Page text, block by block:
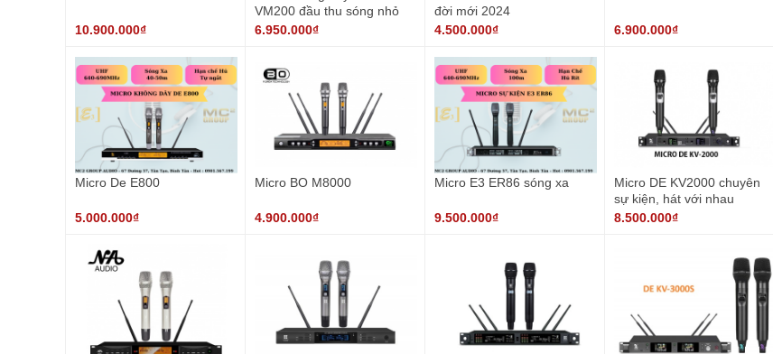
10.900.000₫
VM200 đầu thu sóng nhỏ
gọn
6.950.000₫
đời mới 2024
4.500.000₫
6.900.000₫
Micro De E800
5.000.000₫
Micro BO M8000
4.900.000₫
Micro E3 ER86 sóng xa
9.500.000₫
Micro DE KV2000 chuyên
sự kiện, hát với nhau
8.500.000₫